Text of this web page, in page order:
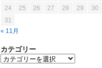
« 11月
24
25 26 27 28 29
30
31
カテゴリー